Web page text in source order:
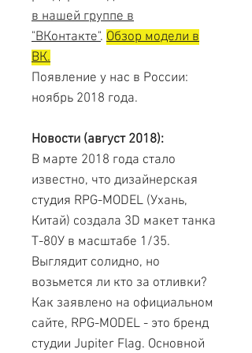
в нашей группе в
"ВКонтакте". Обзор модели в
ВК.
Появление у нас в России:
ноябрь 2018 года.
Новости (август 2018):
В марте 2018 года стало
известно, что дизайнерская
студия RPG-MODEL (Ухань,
Китай) создала 3D макет танка
Т-80У в масштабе 1/35.
Выглядит солидно, но
возьмется ли кто за отливки?
Как заявлено на официальном
сайте, RPG-MODEL - это бренд
студии Jupiter Flag. Основной